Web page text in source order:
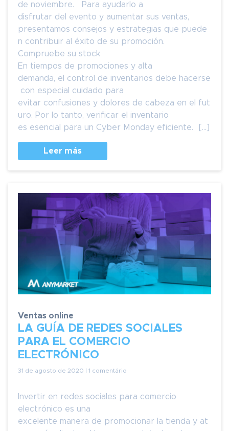
de noviembre. Para ayudarlo a
disfrutar del evento y aumentar sus ventas,
presentamos consejos y estrategias que puede
n contribuir al éxito de su promoción.
Compruebe su stock
En tiempos de promociones y alta
demanda, el control de inventarios debe hacerse
con especial cuidado para
evitar confusiones y dolores de cabeza en el fut
uro. Por lo tanto, verificar el inventario
es esencial para un Cyber ​​Monday eficiente. […]
Leer más
Ventas online
LA GUÍA DE REDES SOCIALES
PARA EL COMERCIO
ELECTRÓNICO
31 de agosto de 2020 | 1 comentário
Invertir en redes sociales para comercio
electrónico es una
excelente manera de promocionar la tienda y at